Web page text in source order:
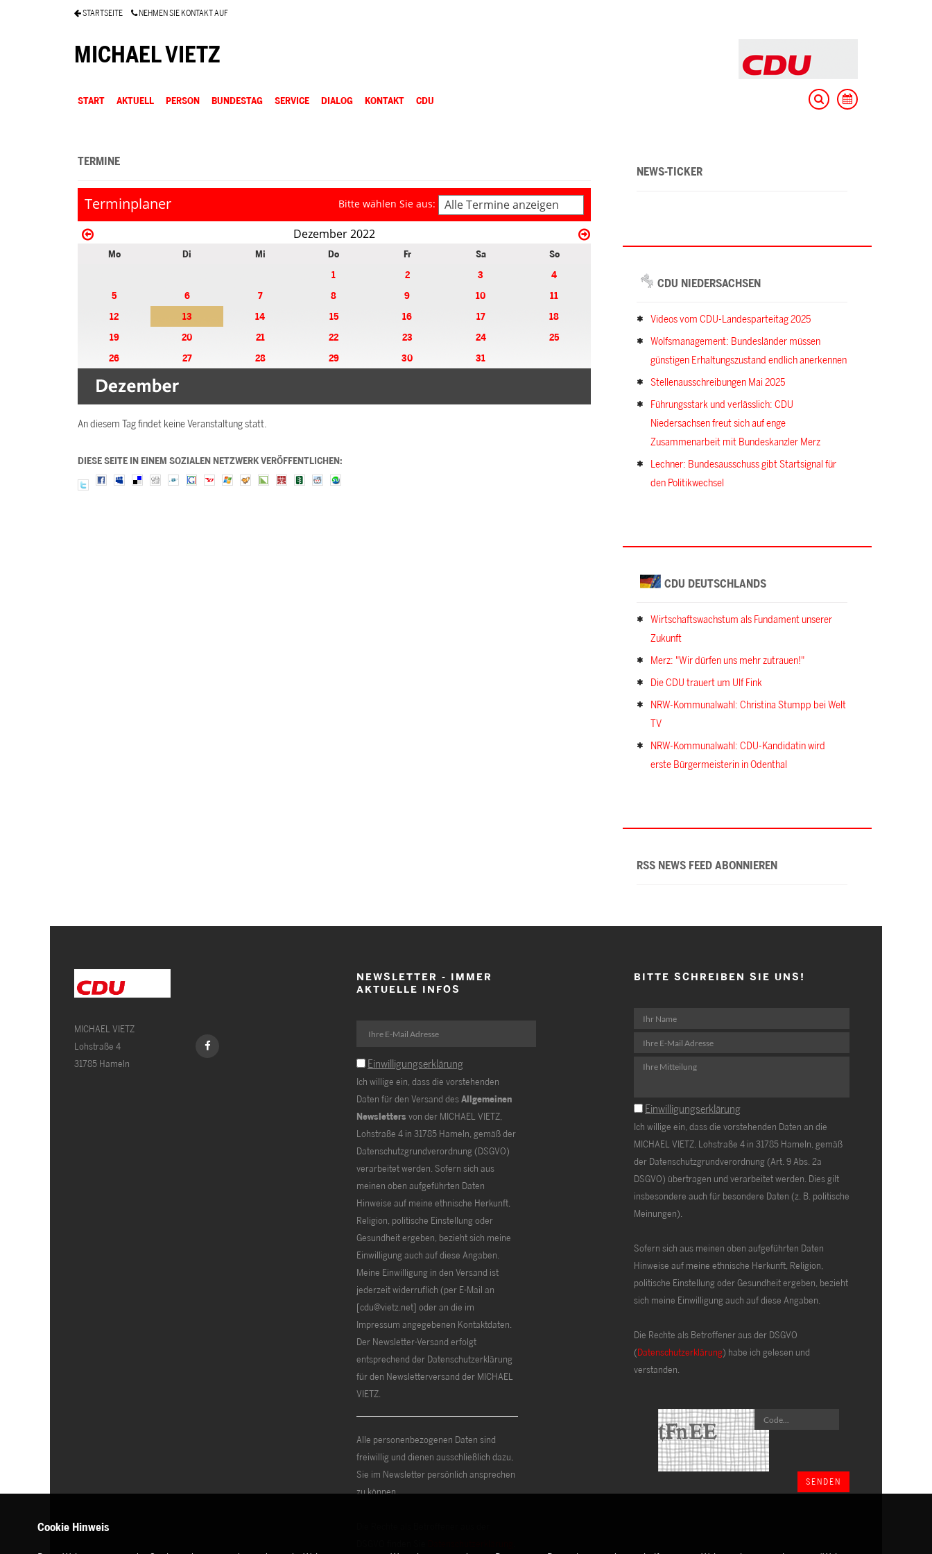
STARTSEITE NEHMEN SIE KONTAKT AUF
MICHAEL VIETZ
START AKTUELL PERSON BUNDESTAG SERVICE DIALOG KONTAKT CDU
TERMINE
Terminplaner Bitte wählen Sie aus:
Alle Termine anzeigen
Dezember 2022
Mo Di Mi Do Fr Sa
So
1
2 3
4
5
6 7 8 9 10
11
12
13 14 15 16 17
18
19
20 21 22 23 24
25
26
27 28 29 30 31
An diesem Tag findet keine Veranstaltung statt.
DIESE SEITE IN EINEM SOZIALEN NETZWERK VERÖFFENTLICHEN:
NEWS-TICKER
CDU NIEDERSACHSEN
Videos vom CDU-Landesparteitag 2025
Wolfsmanagement: Bundesländer müssen
günstigen Erhaltungszustand endlich anerkennen
Stellenausschreibungen Mai 2025
Führungsstark und verlässlich: CDU
Niedersachsen freut sich auf enge
Zusammenarbeit mit Bundeskanzler Merz
Lechner: Bundesausschuss gibt Startsignal für
den Politikwechsel
CDU DEUTSCHLANDS
Wirtschaftswachstum als Fundament unserer
Zukunft
Merz: "Wir dürfen uns mehr zutrauen!"
Die CDU trauert um Ulf Fink
NRW-Kommunalwahl: Christina Stumpp bei Welt
TV
NRW-Kommunalwahl: CDU-Kandidatin wird
erste Bürgermeisterin in Odenthal
RSS NEWS FEED ABONNIEREN
MICHAEL VIETZ
Lohstraße 4
31785 Hameln
NEWSLETTER - IMMER
AKTUELLE INFOS
Einwilligungserklärung
Ich willige ein, dass die vorstehenden
Daten für den Versand desAllgemeinen
Newsletters von der MICHAEL VIETZ,
Lohstraße 4 in 31785 Hameln, gemäß der
Datenschutzgrundverordnung (DSGVO)
verarbeitet werden. Sofern sich aus
meinen oben aufgeführten Daten
Hinweise auf meine ethnische Herkunft,
Religion, politische Einstellung oder
Gesundheit ergeben, bezieht sich meine
Einwilligung auch auf diese Angaben.
Meine Einwilligung in den Versand ist
jederzeit widerruflich (per E-Mail an
[cdu@vietz.net] oder an die im
Impressum angegebenen Kontaktdaten.
Der Newsletter-Versand erfolgt
entsprechend der Datenschutzerklärung
für den Newsletterversand der MICHAEL
VIETZ.
Alle personenbezogenen Daten sind
freiwillig und dienen ausschließlich dazu,
Sie im Newsletter persönlich ansprechen
zu können.
BITTE SCHREIBEN SIE UNS!
Einwilligungserklärung
Ich willige ein, dass die vorstehenden Daten an die
MICHAEL VIETZ, Lohstraße 4 in 31785 Hameln, gemäß
der Datenschutzgrundverordnung (Art. 9 Abs. 2a
DSGVO) übertragen und verarbeitet werden. Dies gilt
insbesondere auch für besondere Daten (z. B. politische
Meinungen).
Sofern sich aus meinen oben aufgeführten Daten
Hinweise auf meine ethnische Herkunft, Religion,
politische Einstellung oder Gesundheit ergeben, bezieht
sich meine Einwilligung auch auf diese Angaben.
Die Rechte als Betroffener aus der DSGVO
(Datenschutzerklärung) habe ich gelesen und
verstanden.
SENDEN
Cookie Hinweis